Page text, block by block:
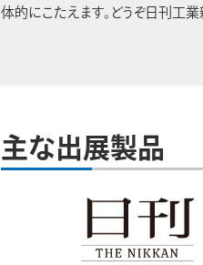
体的にこたえます。どうぞ日刊工
主な出展製品